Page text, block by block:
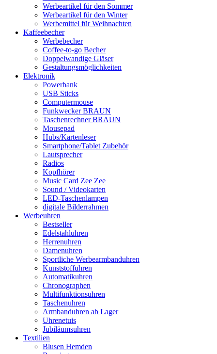
Werbeartikel für den Sommer
Werbeartikel für den Winter
Werbemittel für Weihnachten
Kaffeebecher
Werbebecher
Coffee-to-go Becher
Doppelwandige Gläser
Gestaltungsmöglichkeiten
Elektronik
Powerbank
USB Sticks
Computermouse
Funkwecker BRAUN
Taschenrechner BRAUN
Mousepad
Hubs/Kartenleser
Smartphone/Tablet Zubehör
Lautsprecher
Radios
Kopfhörer
Music Card Zee Zee
Sound / Videokarten
LED-Taschenlampen
digitale Bilderrahmen
Werbeuhren
Bestseller
Edelstahluhren
Herrenuhren
Damenuhren
Sportliche Werbearmbanduhren
Kunststoffuhren
Automatikuhren
Chronographen
Multifunktionsuhren
Taschenuhren
Armbanduhren ab Lager
Uhrenetuis
Jubiläumsuhren
Textilien
Blusen Hemden